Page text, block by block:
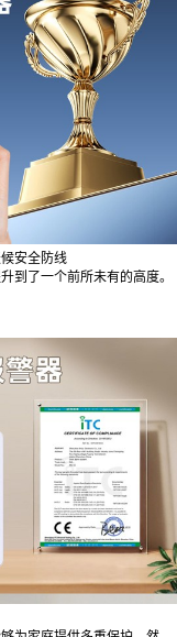
安全防线
到了一个前所未有的高度。